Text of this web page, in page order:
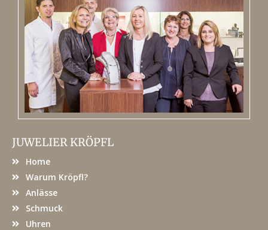
JUWELIER KRÖPFL
Home
Warum Kröpfl?
Anlässe
Schmuck
Uhren